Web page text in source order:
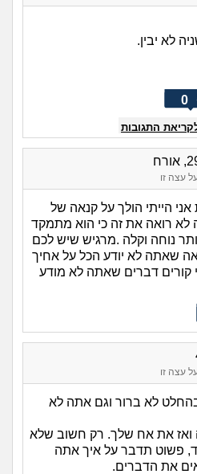
לא יבין.
0
התגובות
עצה זו
אני הייתי הולך על קנאה של
לא רואה את זה כי הוא מתמקד
נוחה וקלה .מרגיש שיש לכם
שאתה לא יודע הכל על אחיך
קורים דברים שאתה לא מודע
עצה זו
לא ברור וגם אתה לא
את אח שלך. רק חשוב שלא
פשוט תדבר על איך אתה
את הדברים.